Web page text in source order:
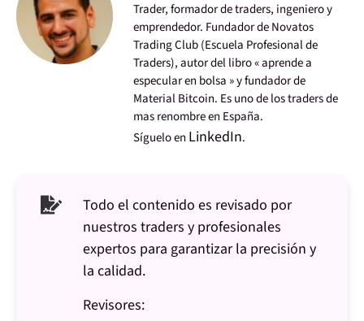
Trader, formador de traders, ingeniero y
emprendedor. Fundador de Novatos
Trading Club (Escuela Profesional de
Traders), autor del libro « aprende a
especular en bolsa » y fundador de
Material Bitcoin. Es uno de los traders de
mas renombre en España.
Síguelo en LinkedIn.
Todo el contenido es revisado por
nuestros traders y profesionales
expertos para garantizar la precisión y
la calidad.
Revisores: